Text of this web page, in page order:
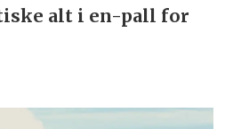
alt i en-pall for